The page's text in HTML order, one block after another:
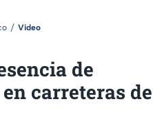
Video
de
carreteras de